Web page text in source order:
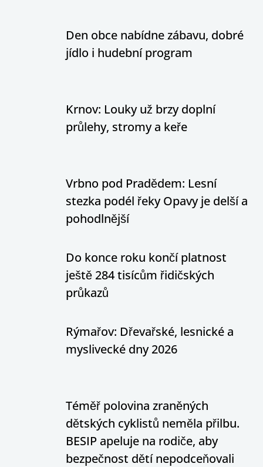
Den obce nabídne zábavu, dobré
jídlo i hudební program
Krnov: Louky už brzy doplní
průlehy, stromy a keře
Vrbno pod Pradědem: Lesní
stezka podél řeky Opavy je delší a
pohodlnější
Do konce roku končí platnost
ještě 284 tisícům řidičských
průkazů
Rýmařov: Dřevařské, lesnické a
myslivecké dny 2026
Téměř polovina zraněných
dětských cyklistů neměla přilbu.
BESIP apeluje na rodiče, aby
bezpečnost dětí nepodceňovali